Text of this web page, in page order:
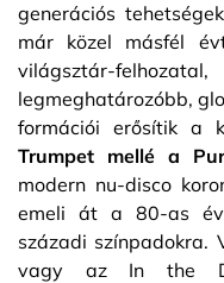
generációs
már közel másfél
világsztár-
legmeghatározóbb,
formációi erősítik a
Trumpet mellé a
modern nu-disco
emeli át a 80-as
századi színpadokra.
vagy az In the